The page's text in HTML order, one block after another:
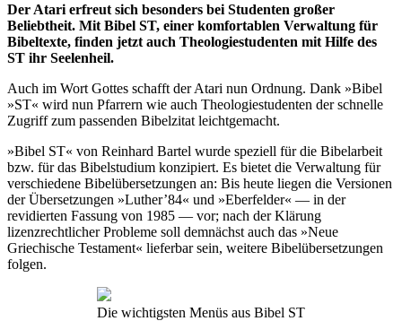
Der Atari erfreut sich besonders bei Studenten großer
Beliebtheit. Mit Bibel ST, einer komfortablen Verwaltung für
Bibeltexte, finden jetzt auch Theologiestudenten mit Hilfe des
ST ihr Seelenheil.
Auch im Wort Gottes schafft der Atari nun Ordnung. Dank »Bibel
»ST« wird nun Pfarrern wie auch Theologiestudenten der schnelle
Zugriff zum passenden Bibelzitat leichtgemacht.
»Bibel ST« von Reinhard Bartel wurde speziell für die Bibelarbeit
bzw. für das Bibelstudium konzipiert. Es bietet die Verwaltung für
verschiedene Bibelübersetzungen an: Bis heute liegen die Versionen
der Übersetzungen »Luther’84« und »Eberfelder« — in der
revidierten Fassung von 1985 — vor; nach der Klärung
lizenzrechtlicher Probleme soll demnächst auch das »Neue
Griechische Testament« lieferbar sein, weitere Bibelübersetzungen
folgen.
Die wichtigsten Menüs aus Bibel ST